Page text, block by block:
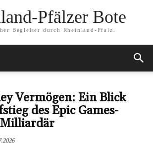
Pfälzer Bote
Begleiter durch Rheinland-Pfalz.
Vermögen: Ein Blick
des Epic Games-
Milliardär